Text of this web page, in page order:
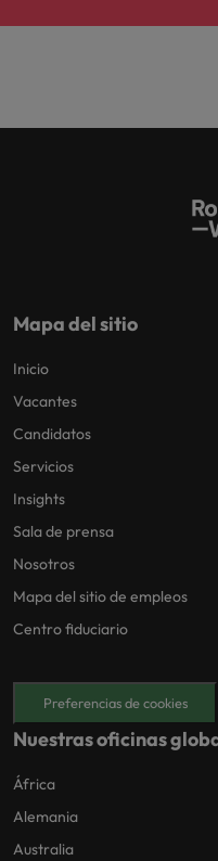
Mapa del sitio
Inicio
Vacantes
Candidatos
Servicios
Insights
Sala de prensa
Nosotros
Mapa del sitio de empleos
Centro fiduciario
Preferencias de cookies
Nuestras oficinas
África
Alemania
Australia